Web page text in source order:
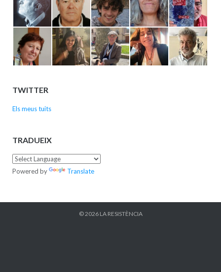
TWITTER
Els meus tuits
TRADUEIX
Powered by Translate
© 2026 LA RESISTÈNCIA